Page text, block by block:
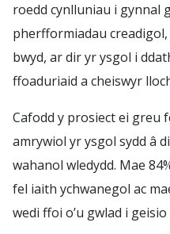
roedd cynlluniau i gynnal
pherfformiadau
bwyd, ar dir yr ysgol i
ffoaduriaid a cheiswyr
Cafodd y prosiect ei greu
amrywiol yr ysgol sydd â
wahanol wledydd. Mae
fel iaith ychwanegol ac
wedi ffoi o’u gwlad i geisio